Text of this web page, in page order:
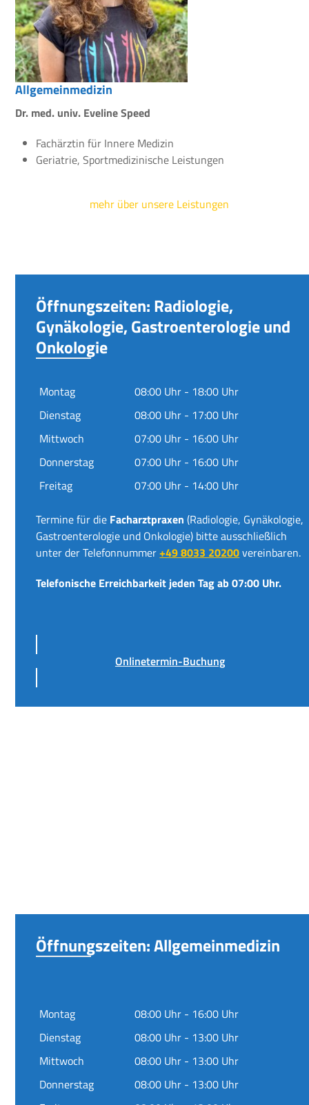
Allgemeinmedizin
Dr. med. univ. Eveline Speed
Fachärztin für Innere Medizin
Geriatrie, Sportmedizinische Leistungen
mehr über unsere Leistungen
Öffnungszeiten: Radiologie,
Gynäkologie, Gastroenterologie und
Onkologie
Montag
08:00 Uhr - 18:00 Uhr
Dienstag
08:00 Uhr - 17:00 Uhr
Mittwoch
07:00 Uhr - 16:00 Uhr
Donnerstag
07:00 Uhr - 16:00 Uhr
Freitag
07:00 Uhr - 14:00 Uhr
Termine für die Facharztpraxen (Radiologie, Gynäkologie,
Gastroenterologie und Onkologie) bitte ausschließlich
unter der Telefonnummer+49 8033 20200vereinbaren.
Telefonische Erreichbarkeit jeden Tag ab 07:00 Uhr.
Onlinetermin-Buchung
Öffnungszeiten: Allgemeinmedizin
Montag
08:00 Uhr - 16:00 Uhr
Dienstag
08:00 Uhr - 13:00 Uhr
Mittwoch
08:00 Uhr - 13:00 Uhr
Donnerstag
08:00 Uhr - 13:00 Uhr